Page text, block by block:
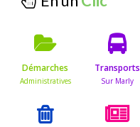
Démarches Transports